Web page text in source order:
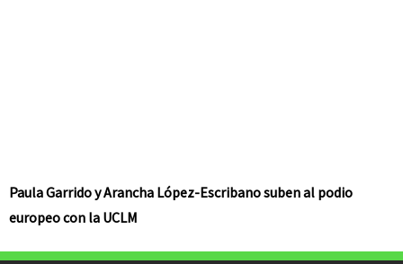
Paula Garrido y Arancha López-Escribano suben al podio
europeo con la UCLM